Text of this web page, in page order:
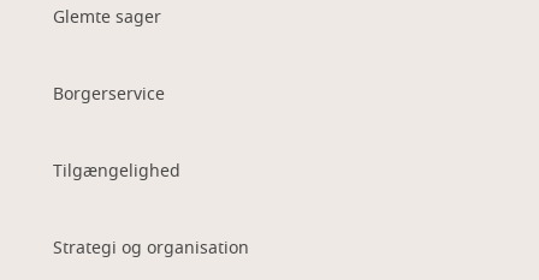
Glemte sager
Borgerservice
Tilgængelighed
Strategi og organisation